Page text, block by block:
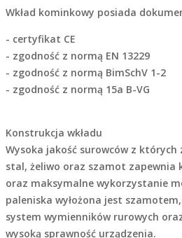
Wkład kominkowy posiada
- certyfikat CE
- zgodność z normą EN 13229
- zgodność z normą BimSchV 1-2
- zgodność z normą 15a B-VG
Konstrukcja wkładu
Wysoka jakość surowców z których
stal, żeliwo oraz szamot
oraz maksymalne wykorzystanie
paleniska wyłożona jest
system wymienników rurowych
wysoką sprawność urządzenia.